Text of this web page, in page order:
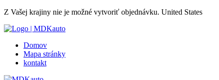
Z Vašej krajiny nie je možné vytvoriť objednávku. United States
Domov
Mapa stránky
kontakt